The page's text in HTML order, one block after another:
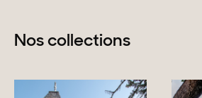
Nos collections